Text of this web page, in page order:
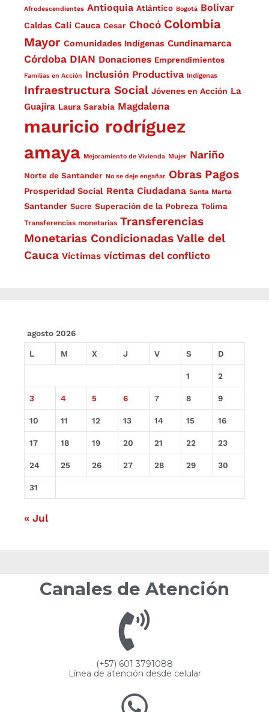
Afrodescendientes Antioquia Atlántico Bogotá Bolívar
Caldas Cali Cauca Cesar Chocó Colombia
Mayor Comunidades Indígenas Cundinamarca
Córdoba DIAN Donaciones Emprendimientos
Familias en Acción Inclusión Productiva Indígenas
Infraestructura Social Jóvenes en Acción La
Guajira Laura Sarabia Magdalena
mauricio rodríguez
amaya Mejoramiento de Vivienda Mujer Nariño
Norte de Santander No se deje engañar Obras Pagos
Prosperidad Social Renta Ciudadana Santa Marta
Santander Sucre Superación de la Pobreza Tolima
Transferencias monetarias Transferencias
Monetarias Condicionadas Valle del
Cauca Víctimas víctimas del conflicto
agosto 2026
L M X J V S D
1 2
3 4 5 6 7 8 9
10 11 12 13 14 15 16
17 18 19 20 21 22 23
24 25 26 27 28 29 30
31
« Jul
Canales de Atención
(+57) 601 3791088
Línea de atención desde celular